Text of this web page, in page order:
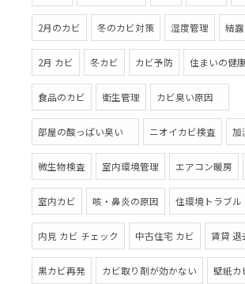
2月のカビ 冬のカビ対策 湿度管理 結
2月 カビ 冬カビ カビ予防 住まいの健康
食品のカビ 衛生管理 カビ臭い原因
部屋の酸っぱい臭い ニオイカビ検査 加
微生物検査 室内環境管理 エアコン暖房
室内カビ 咳・鼻炎の原因 住環境トラブル
内見 カビ チェック 中古住宅 カビ 賃貸 退
黒カビ再発 カビ取り剤が効かない 壁紙カ